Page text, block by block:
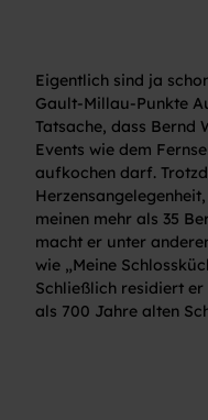
Eigentlich sind ja
Gault-Millau-Punkte
Tatsache, dass Bernd
Events wie dem
aufkochen darf.
meinen mehr als 35
macht er unter
wie „Meine
Schließlich residiert
als 700 Jahre alten